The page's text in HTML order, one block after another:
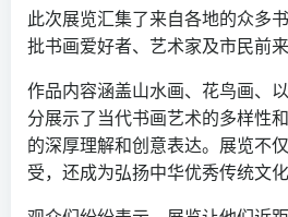
此次展览汇集了来自各地的众多
批书画爱好者、艺术家及市民前来
作品内容涵盖山水画、花鸟画、
分展示了当代书画艺术的多样性
的深厚理解和创意表达。展览不
受，还成为弘扬中华优秀传统文化